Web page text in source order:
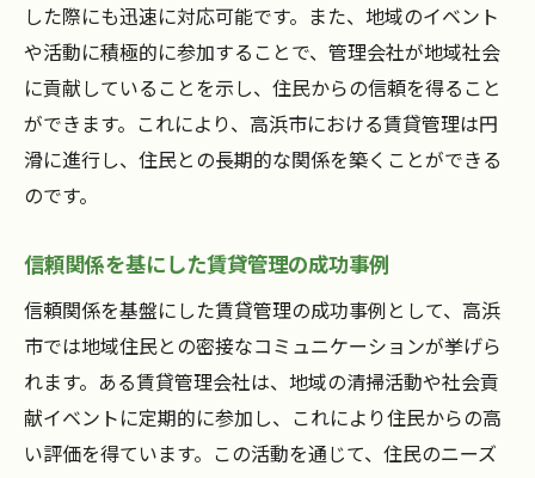
した際にも迅速に対応可能です。また、地域のイベント
や活動に積極的に参加することで、管理会社が地域社会
に貢献していることを示し、住民からの信頼を得ること
ができます。これにより、高浜市における賃貸管理は円
滑に進行し、住民との長期的な関係を築くことができる
のです。
信頼関係を基にした賃貸管理の成功事例
信頼関係を基盤にした賃貸管理の成功事例として、高浜
市では地域住民との密接なコミュニケーションが挙げら
れます。ある賃貸管理会社は、地域の清掃活動や社会貢
献イベントに定期的に参加し、これにより住民からの高
い評価を得ています。この活動を通じて、住民のニーズ